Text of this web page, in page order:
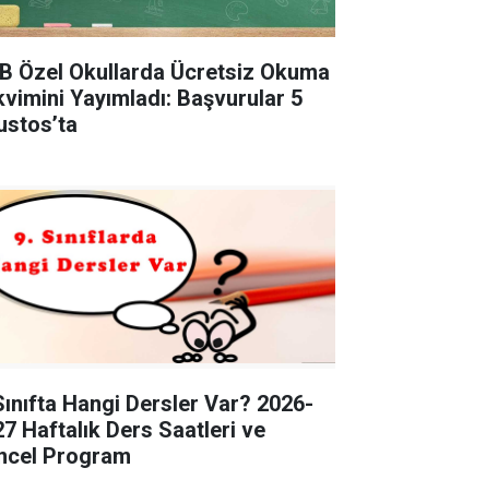
Özel Okullarda Ücretsiz Okuma
Yayımladı: Başvurular 5
Hangi Dersler Var? 2026-
Haftalık Ders Saatleri ve
Program